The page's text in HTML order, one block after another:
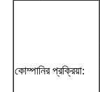
কোম্পানির প্রক্রিয়া: